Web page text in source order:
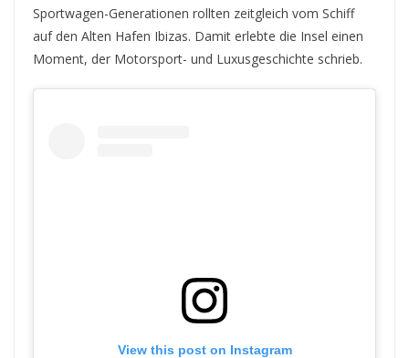
Sportwagen-Generationen rollten zeitgleich vom Schiff
auf den Alten Hafen Ibizas. Damit erlebte die Insel einen
Moment, der Motorsport- und Luxusgeschichte schrieb.
View this post on Instagram